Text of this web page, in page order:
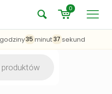
0
35 minut 37 sekund